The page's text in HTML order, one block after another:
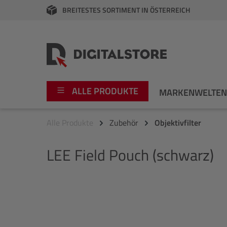
Zur Hauptnavigation springen
BREITESTES SORTIMENT IN ÖSTERREICH
ALLE PRODUKTE MARKENWELTEN
Video
Fujifilm
Alle Produkte Zubehör Objektivfilter
LEE Field Pouch (schwarz)